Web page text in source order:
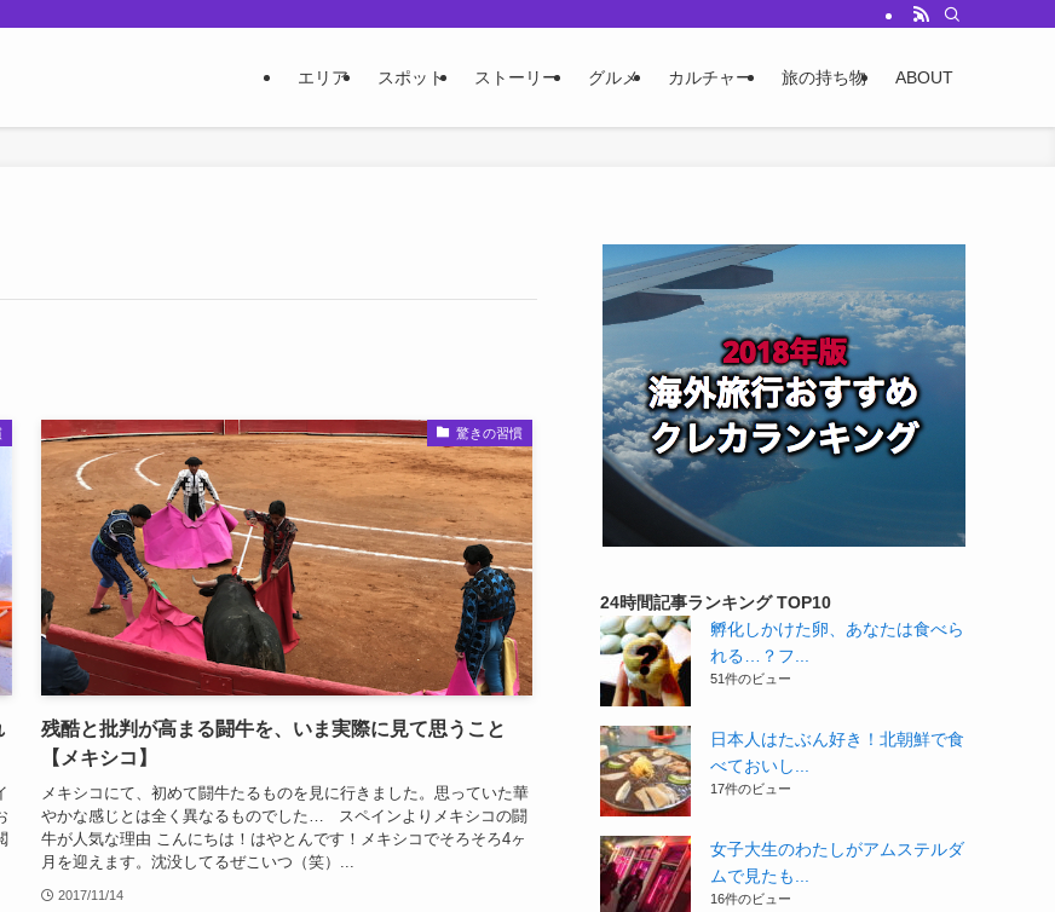
エリア スポット ストーリー グルメ カルチャー 旅の持ち物 ABOUT
驚きの習慣
残酷と批判が高まる闘牛を、いま実際に見て思うこと
【メキシコ】
メキシコにて、初めて闘牛たるものを見に行きました。思っていた華
やかな感じとは全く異なるものでした… スペインよりメキシコの闘
牛が人気な理由 こんにちは！はやとんです！メキシコでそろそろ4ヶ
月を迎えます。沈没してるぜこいつ（笑）...
2017/11/14
24時間記事ランキング TOP10
孵化しかけた卵、あなたは食べら
れる…？フ...
51件のビュー
日本人はたぶん好き！北朝鮮で食
べておいし...
17件のビュー
女子大生のわたしがアムステルダ
ムで見たも...
16件のビュー